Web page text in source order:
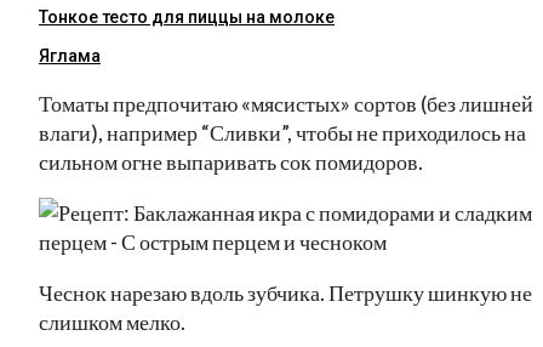
Тонкое тесто для пиццы на молоке
Яглама
Томаты предпочитаю «мясистых» сортов (без лишней
влаги), например “Сливки”, чтобы не приходилось на
сильном огне выпаривать сок помидоров.
Чеснок нарезаю вдоль зубчика. Петрушку шинкую не
слишком мелко.